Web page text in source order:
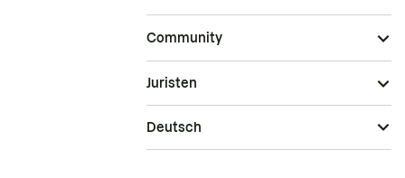
Community
Juristen
Deutsch